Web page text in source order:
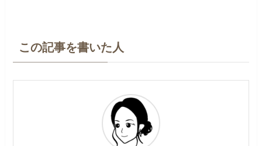
この記事を書いた人